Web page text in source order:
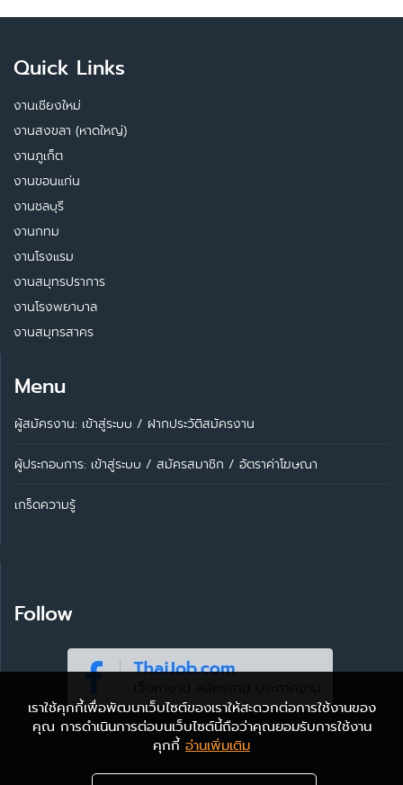
Quick Links
งานเชียงใหม่
งานสงขลา (หาดใหญ่)
งานภูเก็ต
งานขอนแก่น
งานชลบุรี
งานกทม
งานโรงแรม
งานสมุทรปราการ
งานโรงพยาบาล
งานสมุทรสาคร
Menu
ผู้สมัครงาน: เข้าสู่ระบบ / ฝากประวัติสมัครงาน
ผู้ประกอบการ: เข้าสู่ระบบ / สมัครสมาชิก / อัตราค่าโฆษณา
เกร็ดความรู้
Follow
เราใช้คุกกี้เพื่อพัฒนาเว็บไซต์ของเราให้สะดวกต่อการใช้งานของ
คุณ การดำเนินการต่อบนเว็บไซต์นี้ถือว่าคุณยอมรับการใช้งาน
คุกกี้ อ่านเพิ่มเติม